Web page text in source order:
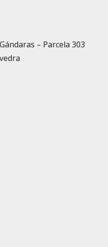
– Parcela 303